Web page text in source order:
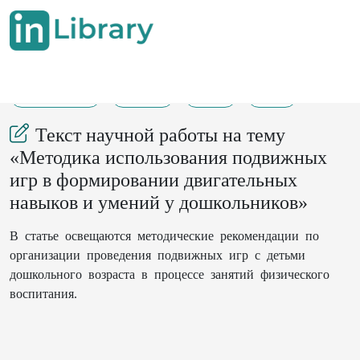
Текст научной работы на тему
«Методика использования подвижных
игр в формировании двигательных
навыков и умений у дошкольников»
В статье освещаются методические рекомендации по
организации проведения подвижных игр с детьми
дошкольного возраста в процессе занятий физического
воспитания.